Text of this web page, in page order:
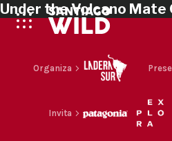
Under the Volcano Mate
Organiza
Invita